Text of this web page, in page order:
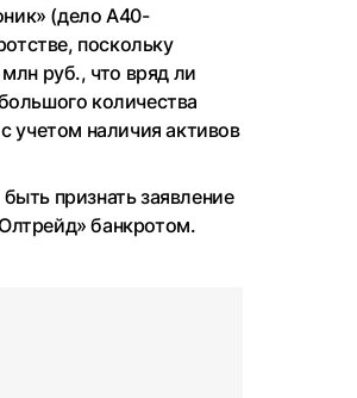
(дело А40-
поскольку
руб., что вряд ли
количества
учетом наличия активов
признать заявление
банкротом.